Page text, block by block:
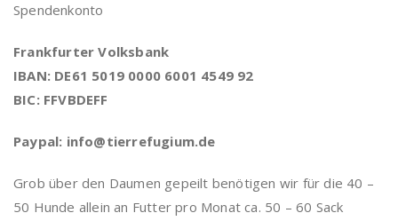
Spendenkonto
Frankfurter Volksbank
IBAN: DE61 5019 0000 6001 4549 92
BIC: FFVBDEFF
Paypal: info@tierrefugium.de
Grob über den Daumen gepeilt benötigen wir für die 40 –
50 Hunde allein an Futter pro Monat ca. 50 – 60 Sack